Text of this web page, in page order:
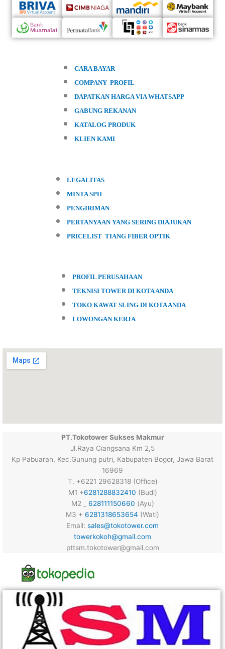
CARA BAYAR
COMPANY PROFIL
DAPATKAN HARGA VIA WHATSAPP
GABUNG REKANAN
KATALOG PRODUK
KLIEN KAMI
LEGALITAS
MINTA SPH
PENGIRIMAN
PERTANYAAN YANG SERING DIAJUKAN
PRICELIST TIANG FIBER OPTIK
PROFIL PERUSAHAAN
TEKNISI TOWER DI KOTA ANDA
TOKO KAWAT SLING DI KOTA ANDA
LOWONGAN KERJA
PT.Tokotower Sukses Makmur
Jl.Raya Ciangsana Km 2,5
Kp Pabuaran, Kec.Gunung putri, Kabupaten Bogor, Jawa Barat
16969
T. +6221 29628318 (Office)
M1 +6281288832410 (Budi)
M2 _ 628111150660 (Ayu)
M3 + 6281318653654 (Wati)
Email: sales@tokotower.com
towerkokoh@gmail.com
pttsm.tokotower@gmail.com